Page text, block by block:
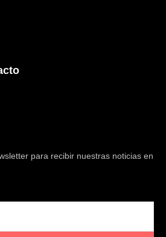
para recibir nuestras noticias en